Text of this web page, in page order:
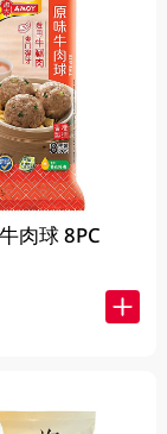
肉球 8PC